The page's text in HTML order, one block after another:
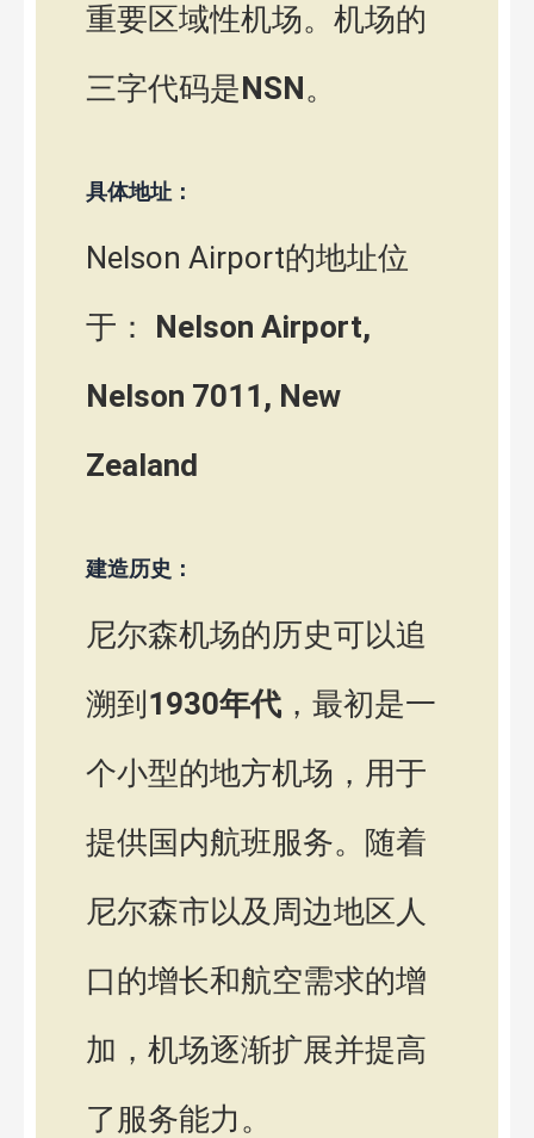
重要区域性机场。机场的
三字代码是NSN。
具体地址：
Nelson Airport的地址位
于： Nelson Airport,
Nelson 7011, New
Zealand
建造历史：
尼尔森机场的历史可以追
溯到 1930年代 ，最初是一
个小型的地方机场，用于
提供国内航班服务。随着
尼尔森市以及周边地区人
口的增长和航空需求的增
加，机场逐渐扩展并提高
了服务能力。